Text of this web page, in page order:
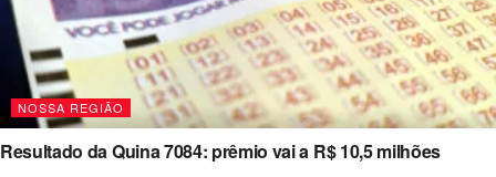
NOSSA REGIÃO
Resultado da Quina 7084: prêmio vai a R$ 10,5 milhões